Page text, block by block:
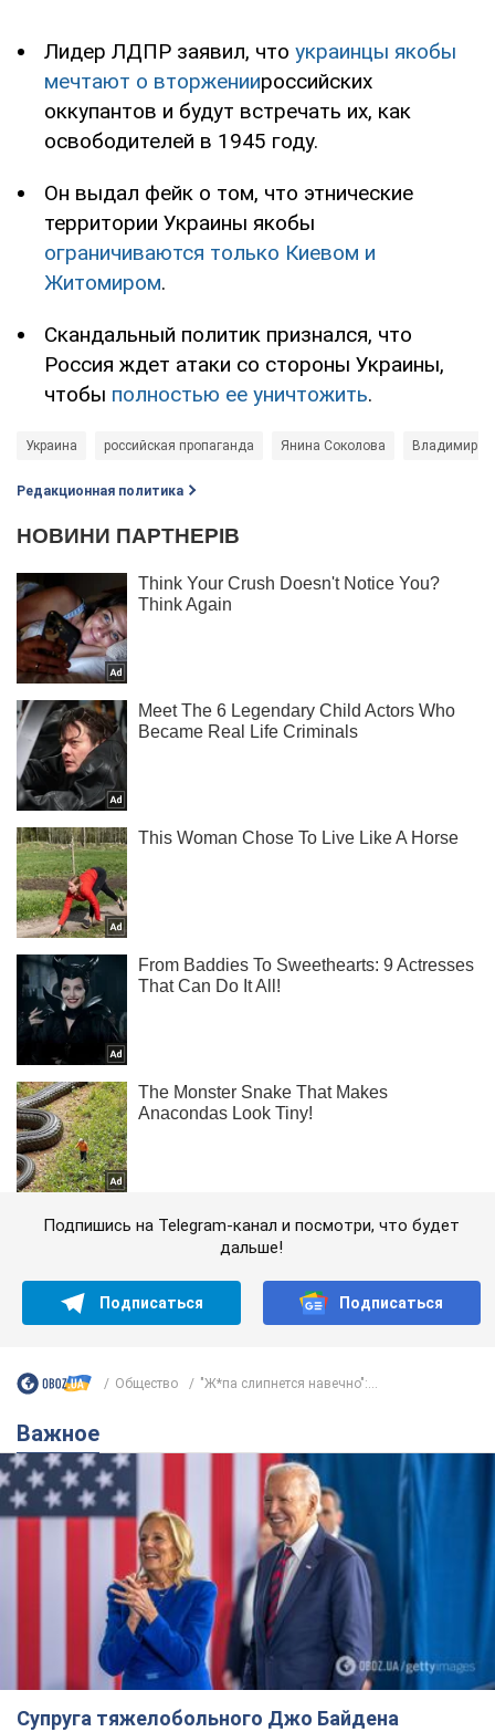
Лидер ЛДПР заявил, что украинцы якобы
мечтают о вторжениироссийских
оккупантов и будут встречать их, как
освободителей в 1945 году.
Он выдал фейк о том, что этнические
территории Украины якобы
ограничиваются только Киевом и
Житомиром.
Скандальный политик признался, что
Россия ждет атаки со стороны Украины,
чтобы полностью ее уничтожить.
Украина российская пропаганда Янина Соколова Владимир
Редакционная политика
Подпишись на Telegram-канал и посмотри, что будет
дальше!
Подписаться Подписаться
Общество "Ж*па слипнется навечно":...
Важное
Супруга тяжелобольного Джо Байдена